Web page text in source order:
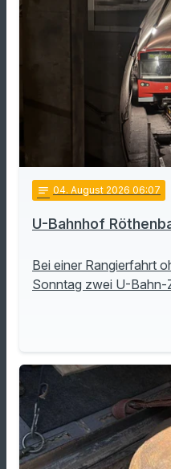
notes 04. August 2026 06:07
U-Bahnhof
Bei einer Rangierfahrt
Sonntag zwei U-Bahn-